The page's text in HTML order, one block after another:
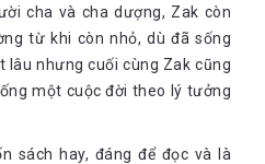
như câu trả lời chúng muốn là
lắm nếu tôi trả lời là không.”
sau nhiều lần chuyển nhà, sau
hình ảnh người cha vẫn liên tục
của cậu bé còn nhỏ tuổi ấy. Nỗi
thậm chí càng trong những lúc
cha và cha dượng, Zak còn
từ khi còn nhỏ, dù đã sống
nhưng cuối cùng Zak cũng
một cuộc đời theo lý tưởng
sách hay, đáng để đọc và là